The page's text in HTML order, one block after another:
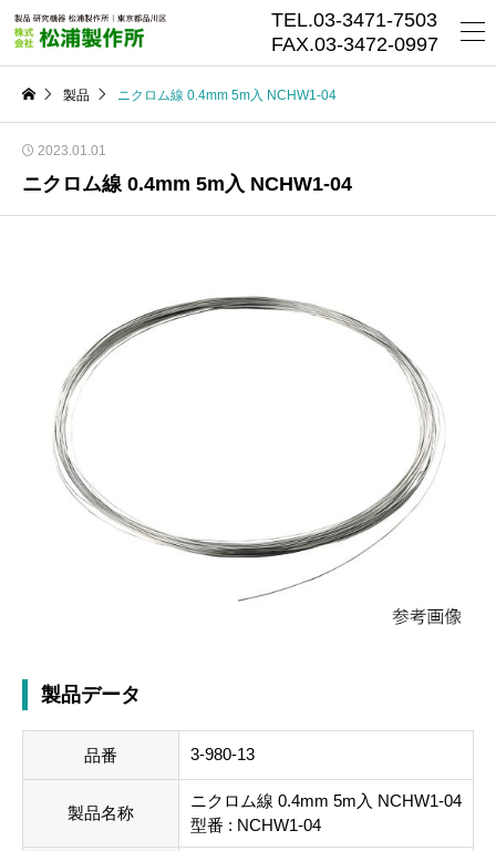
TEL.03-3471-7503
FAX.03-3472-0997
製品 ニクロム線 0.4mm 5m入 NCHW1-04
2023.01.01
ニクロム線 0.4mm 5m入 NCHW1-04
製品データ
品番 3-980-13
製品名称
ニクロム線 0.4mm 5m入 NCHW1-04
型番 : NCHW1-04